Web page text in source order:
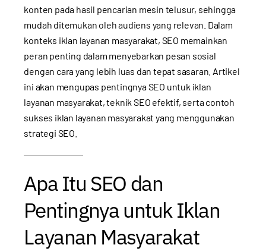
konten pada hasil pencarian mesin telusur, sehingga
mudah ditemukan oleh audiens yang relevan. Dalam
konteks iklan layanan masyarakat, SEO memainkan
peran penting dalam menyebarkan pesan sosial
dengan cara yang lebih luas dan tepat sasaran. Artikel
ini akan mengupas pentingnya SEO untuk iklan
layanan masyarakat, teknik SEO efektif, serta contoh
sukses iklan layanan masyarakat yang menggunakan
strategi SEO.
Apa Itu SEO dan
Pentingnya untuk Iklan
Layanan Masyarakat